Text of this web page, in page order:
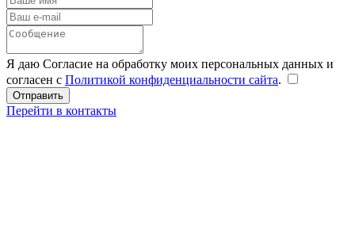
Я даю Согласие на обработку моих персональных данных и
согласен с Политикой конфиденциальности сайта.
Перейти в контакты